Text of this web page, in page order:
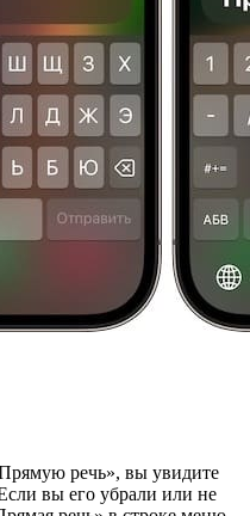
речь», вы увидите
вы его убрали или не